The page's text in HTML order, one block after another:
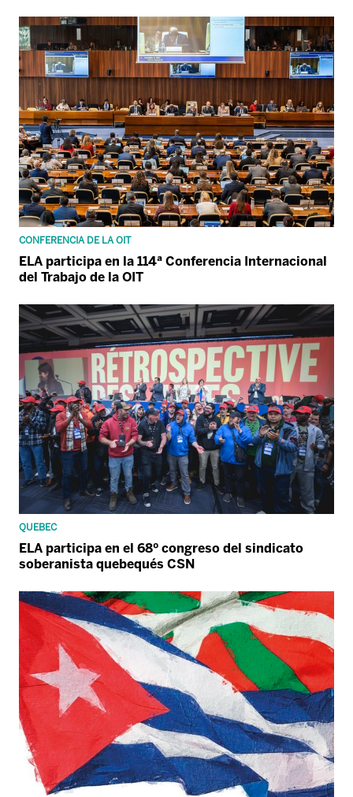
CONFERENCIA DE LA OIT
ELA participa en la 114ª Conferencia Internacional
del Trabajo de la OIT
QUEBEC
ELA participa en el 68º congreso del sindicato
soberanista quebequés CSN